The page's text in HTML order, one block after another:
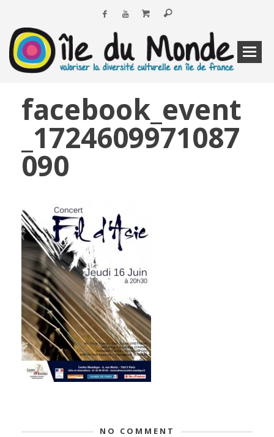
facebook_event
_1724609971087
090
NO COMMENT